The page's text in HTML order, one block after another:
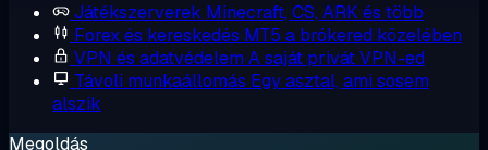
Játékszerverek Minecraft, CS, ARK és több
Forex és kereskedés MT5 a brókered közelében
VPN és adatvédelem A saját privát VPN-ed
Távoli munkaállomás Egy asztal, ami sosem
alszik
Megoldás